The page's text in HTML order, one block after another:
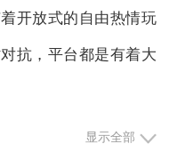
开放式的自由热情玩
抗，平台都是有着大
领取，无论从画面特
显示全部